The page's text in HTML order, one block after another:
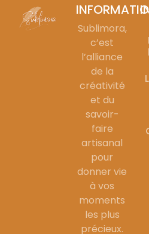
Sublimora,
c’est
l’alliance
de la
créativité
et du
savoir-
faire
artisanal
pour
donner vie
à vos
moments
les plus
précieux.